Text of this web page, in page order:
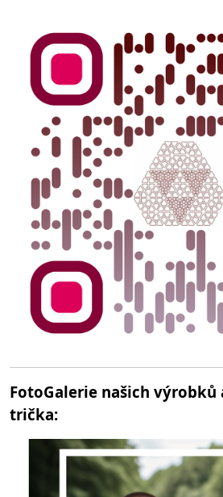
FotoGalerie našich výrobků
trička: